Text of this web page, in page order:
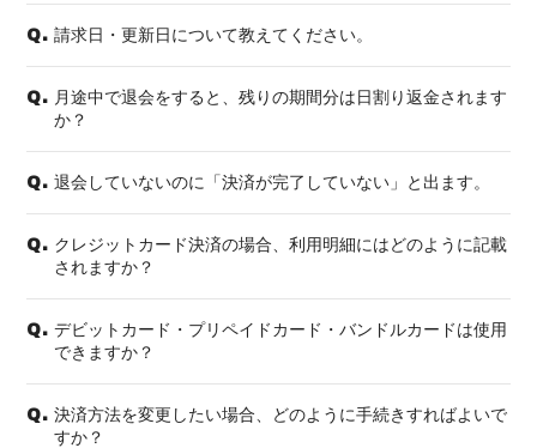
Q. 請求日・更新日について教えてください。
Q. 月途中で退会をすると、残りの期間分は日割り返金されます
か？
Q. 退会していないのに「決済が完了していない」と出ます。
Q. クレジットカード決済の場合、利用明細にはどのように記載
されますか？
Q. デビットカード・プリペイドカード・バンドルカードは使用
できますか？
Q. 決済方法を変更したい場合、どのように手続きすればよいで
すか？